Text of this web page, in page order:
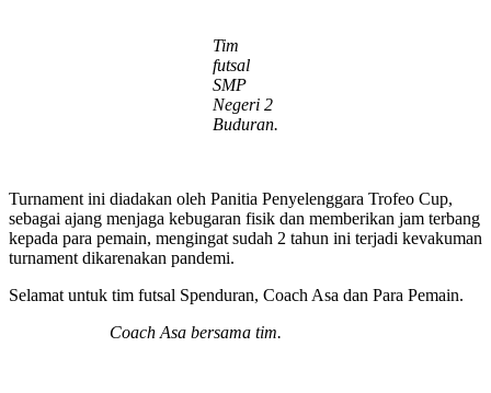
Tim
futsal
SMP
Negeri 2
Buduran.
Turnament ini diadakan oleh Panitia Penyelenggara Trofeo Cup,
sebagai ajang menjaga kebugaran fisik dan memberikan jam terbang
kepada para pemain, mengingat sudah 2 tahun ini terjadi kevakuman
turnament dikarenakan pandemi.
Selamat untuk tim futsal Spenduran, Coach Asa dan Para Pemain.
Coach Asa bersama tim.